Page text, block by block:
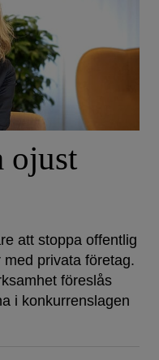
ojust
att stoppa offentlig
privata företag.
föreslås
i konkurrenslagen